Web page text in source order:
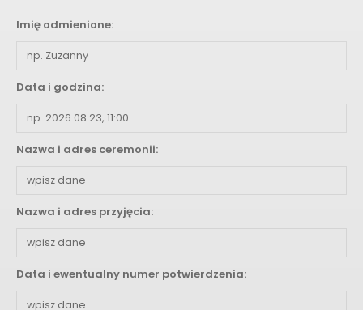
Imię odmienione:
Data i godzina:
Nazwa i adres ceremonii:
Nazwa i adres przyjęcia:
Data i ewentualny numer potwierdzenia: